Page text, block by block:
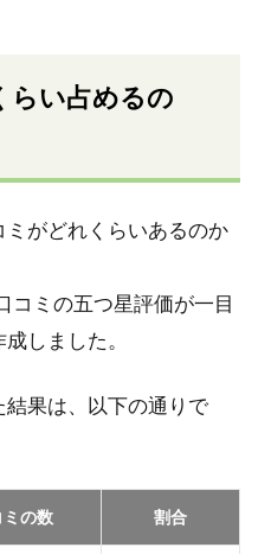
らい占めるの
がどれくらいあるのか
コミの五つ星評価が一目
しました。
果は、以下の通りで
ミの数 割合